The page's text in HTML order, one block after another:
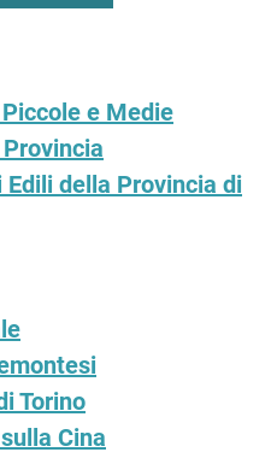
e Medie
della Provincia di
Torino
Cina